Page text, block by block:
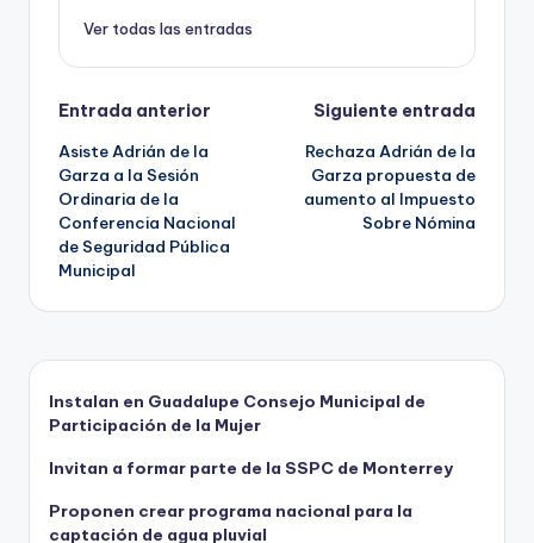
k
Ver todas las entradas
Navegación
de
entradas
Entrada anterior
Asiste Adrián de la
Garza a la Sesión
Ordinaria de la
Conferencia Nacional
de Seguridad Pública
Municipal
Siguiente entrada
Rechaza Adrián de la
Garza propuesta de
aumento al Impuesto
Sobre Nómina
Instalan en Guadalupe Consejo Municipal de
Participación de la Mujer
Invitan a formar parte de la SSPC de Monterrey
Proponen crear programa nacional para la
captación de agua pluvial